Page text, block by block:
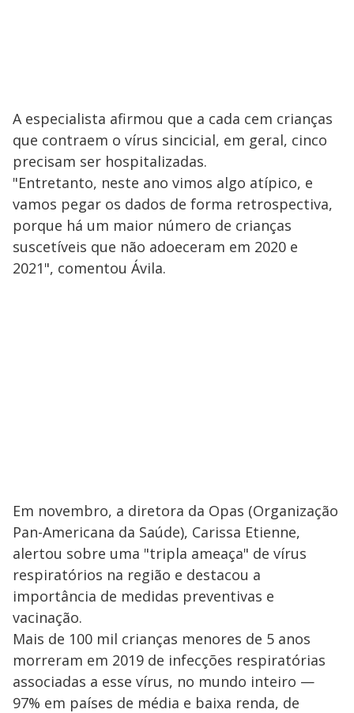
A especialista afirmou que a cada cem crianças
que contraem o vírus sincicial, em geral, cinco
precisam ser hospitalizadas.
"Entretanto, neste ano vimos algo atípico, e
vamos pegar os dados de forma retrospectiva,
porque há um maior número de crianças
suscetíveis que não adoeceram em 2020 e
2021", comentou Ávila.
Em novembro, a diretora da Opas (Organização
Pan-Americana da Saúde), Carissa Etienne,
alertou sobre uma "tripla ameaça" de vírus
respiratórios na região e destacou a
importância de medidas preventivas e
vacinação.
Mais de 100 mil crianças menores de 5 anos
morreram em 2019 de infecções respiratórias
associadas a esse vírus, no mundo inteiro —
97% em países de média e baixa renda, de